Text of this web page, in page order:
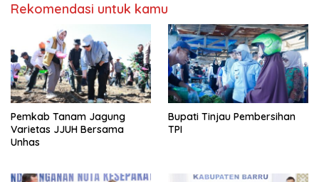
Rekomendasi untuk kamu
Pemkab Tanam Jagung
Varietas JJUH Bersama
Unhas
Bupati Tinjau Pembersihan
TPI